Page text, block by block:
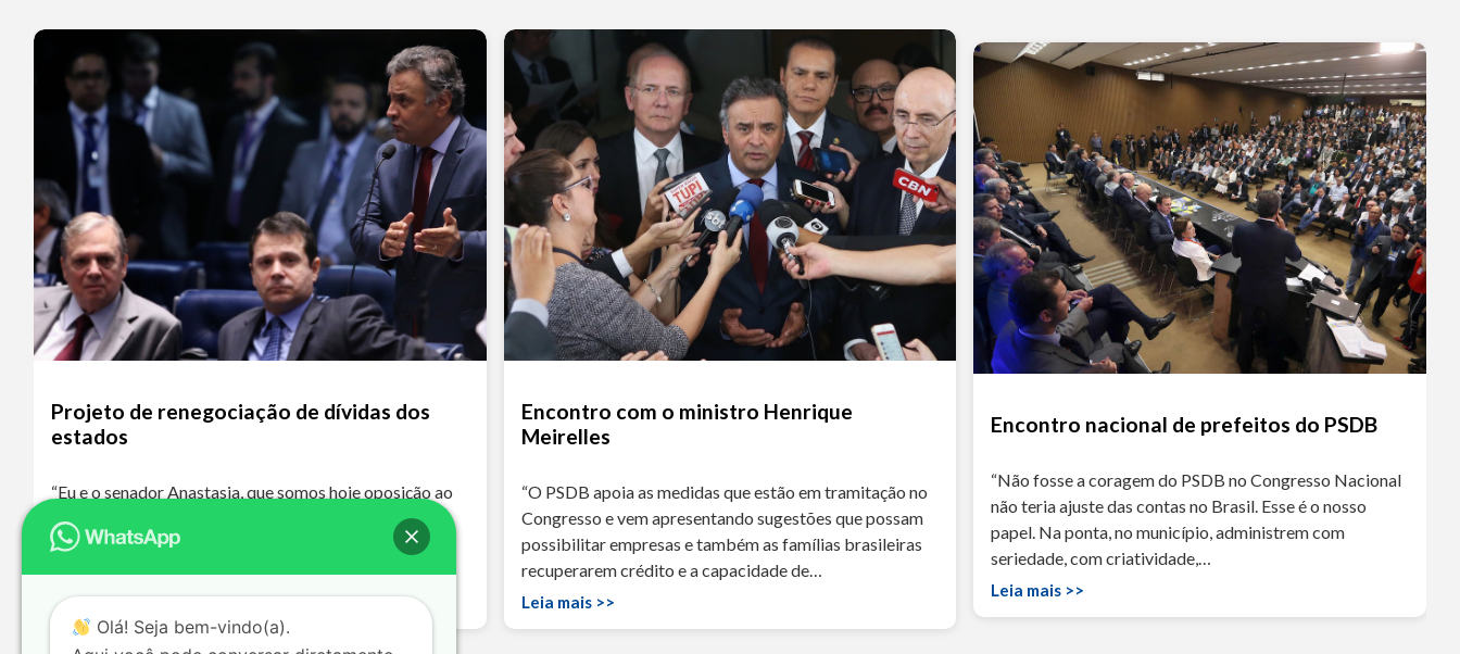
Projeto de renegociação de dívidas dos
estados
“Eu e o senador Anastasia, que somos hoje oposição ao
governo de Minas Gerais, que é de um partido de
oposição ao nosso, o PT, votaremos a favor dessa
proposta…
Leia mais >>
Encontro com o ministro Henrique
Meirelles
“O PSDB apoia as medidas que estão em tramitação no
Congresso e vem apresentando sugestões que possam
possibilitar empresas e também as famílias brasileiras
recuperarem crédito e a capacidade de…
Leia mais >>
Encontro nacional de prefeitos do PSDB
“Não fosse a coragem do PSDB no Congresso Nacional
não teria ajuste das contas no Brasil. Esse é o nosso
papel. Na ponta, no município, administrem com
seriedade, com criatividade,…
Leia mais >>
Olá! Seja bem-vindo(a).